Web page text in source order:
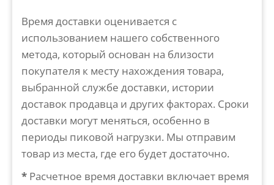
Время доставки оценивается с
использованием нашего собственного
метода, который основан на близости
покупателя к месту нахождения товара,
выбранной службе доставки, истории
доставок продавца и других факторах. Сроки
доставки могут меняться, особенно в
периоды пиковой нагрузки. Мы отправим
товар из места, где его будет достаточно.
* Расчетное время доставки включает время